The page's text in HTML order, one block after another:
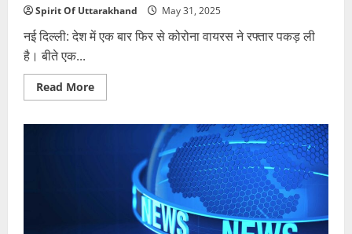
Spirit Of Uttarakhand May 31, 2025
नई दिल्ली: देश में एक बार फिर से कोरोना वायरस ने रफ्तार पकड़ ली
है। बीते एक...
Read MoreRead
more